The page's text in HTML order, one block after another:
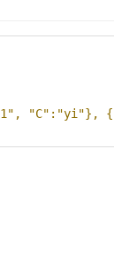
, "C" : "yi"}, {